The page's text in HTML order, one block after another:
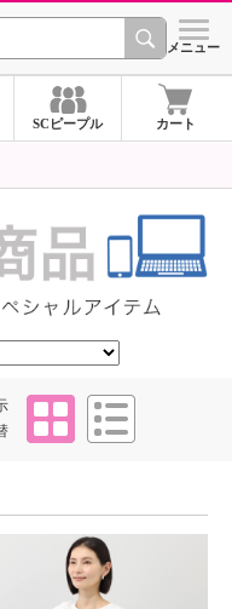
ショッ
メニュー
SCピープル カート
タイル